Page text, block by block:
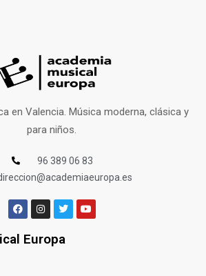
en Valencia. Música moderna, clásica y
para niños.
96 389 06 83
Europa